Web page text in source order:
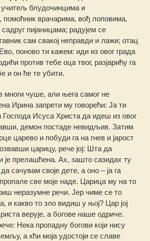
блудочинцима и
врачарима, вођ лоповима,
пијаницама; радујем се
сам свакој неправди и лажи; отац
поново ти кажем: иди из овог града
против тебе оца твог, разјарићу га
и он ће те убити.
многи чуше, али њега самог не
Ирина запрети му говорећи: Ја ти
Господа Исуса Христа да идеш из овог
демон постаде невидљив. Затим
царево и побуди га на гнев и јарост
царицу, рече јој: Шта да
је прелашћена. Ах, зашто сазидах ту
сачувам своје дете, а оно – ја га
све моје наде. Царица му на то
неразумне речи. Јер чиме се то
и какво то зло видиш у њој? Цар јој
верује, а богове наше одриче.
Нека пропадну богови који нису
а кћи моја удостоји се славе